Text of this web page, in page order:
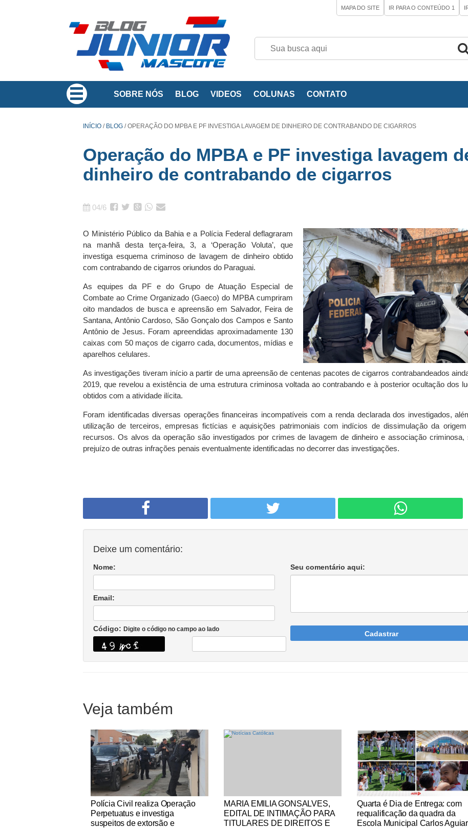
MAPA DO SITE IR PARA O CONTEÚDO 1
SOBRE NÓS BLOG VIDEOS COLUNAS CONTATO
INÍCIO / BLOG /OPERAÇÃO DO MPBA E PF INVESTIGA LAVAGEM DE DINHEIRO DE CONTRABANDO DE CIGARROS
Operação do MPBA e PF investiga lavagem
dinheiro de contrabando de cigarros
04/6
O Ministério Público da Bahia e a Polícia Federal deflagraram
na manhã desta terça-feira, 3, a ‘Operação Voluta’, que
investiga esquema criminoso de lavagem de dinheiro obtido
com contrabando de cigarros oriundos do Paraguai.
As equipes da PF e do Grupo de Atuação Especial de
Combate ao Crime Organizado (Gaeco) do MPBA cumpriram
oito mandados de busca e apreensão em Salvador, Feira de
Santana, Antônio Cardoso, São Gonçalo dos Campos e Santo
Antônio de Jesus. Foram apreendidas aproximadamente 130
caixas com 50 maços de cigarro cada, documentos, mídias e
aparelhos celulares.
As investigações tiveram início a partir de uma apreensão de centenas pacotes de cigarros contrabandeados
2019, que revelou a existência de uma estrutura criminosa voltada ao contrabando e à posterior ocultação dos
obtidos com a atividade ilícita.
Foram identificadas diversas operações financeiras incompatíveis com a renda declarada dos investigados,
utilização de terceiros, empresas fictícias e aquisições patrimoniais com indícios de dissimulação da
recursos. Os alvos da operação são investigados por crimes de lavagem de dinheiro e associação criminosa,
prejuízo de outras infrações penais eventualmente identificadas no decorrer das investigações.
Deixe um comentário:
Nome:
Email:
Código: Digite o código no campo ao lado
Seu comentário aqui:
Cadastrar
Veja também
Notícias Católicas
Polícia Civil realiza Operação
Perpetuatus e investiga
suspeitos de extorsão e
Notícias Católicas
MARIA EMILIA GONSALVES,
EDITAL DE INTIMAÇÃO PARA
TITULARES DE DIREITOS E
Notícias Católicas
Quarta é Dia de Entrega: com
requalificação da quadra da
Escola Municipal Carlos Aguiar